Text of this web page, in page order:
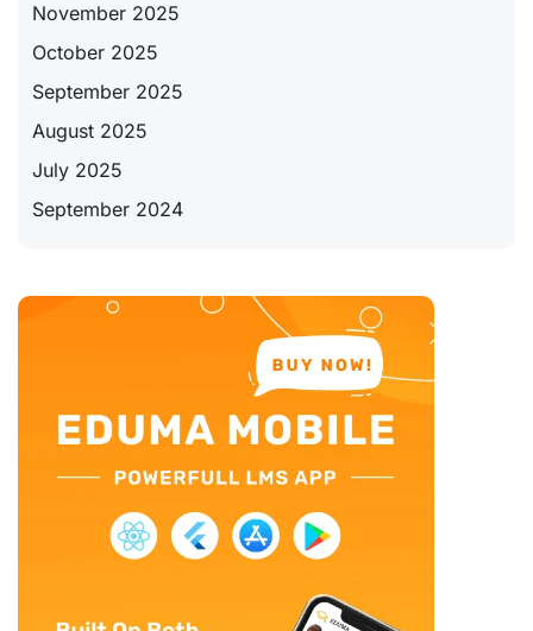
November 2025
October 2025
September 2025
August 2025
July 2025
September 2024